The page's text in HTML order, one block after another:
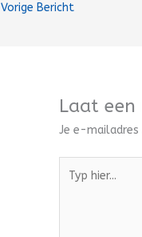
Vorige Bericht
Laat
Je e-
hier...